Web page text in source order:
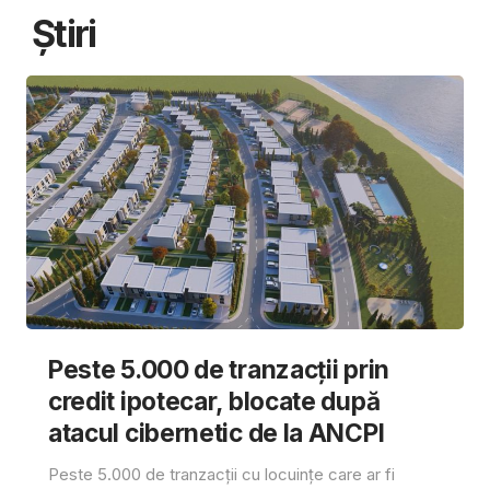
Știri
Peste 5.000 de tranzacții prin
credit ipotecar, blocate după
atacul cibernetic de la ANCPI
Peste 5.000 de tranzacții cu locuințe care ar fi